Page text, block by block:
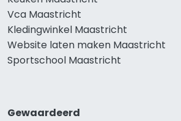
Vca Maastricht
Kledingwinkel Maastricht
Website laten maken Maastricht
Sportschool Maastricht
Gewaardeerd